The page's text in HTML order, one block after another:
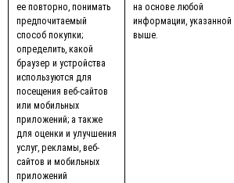
ее повторно, понимать
предпочитаемый
способ покупки;
определить, какой
браузер и устройства
используются для
посещения веб-сайтов
или мобильных
приложений; а также
для оценки и улучшения
услуг, рекламы, веб-
сайтов и мобильных
приложений
на основе любой
информации, указанной
выше.